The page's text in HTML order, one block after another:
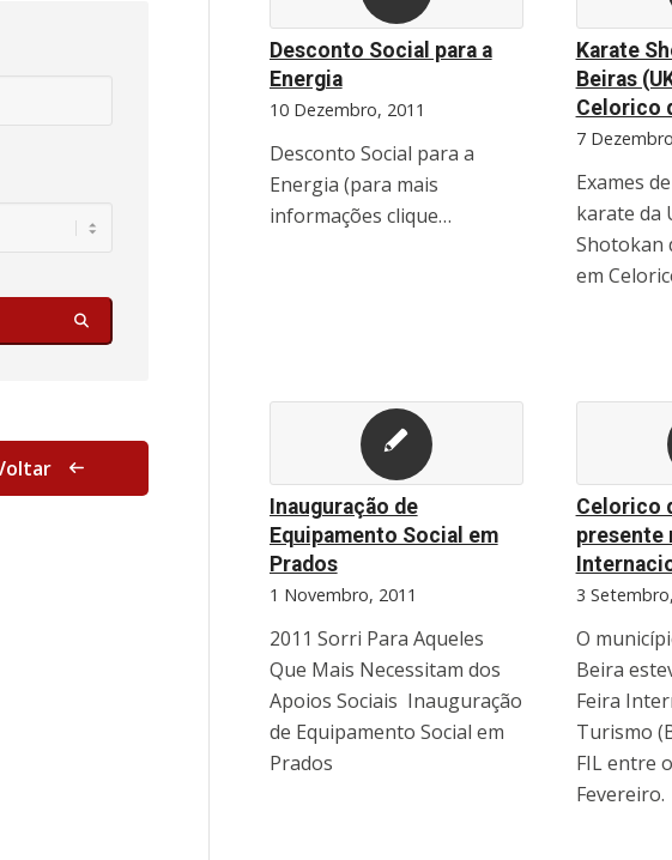
Desconto Social para a
Energia
10 Dezembro, 2011
Desconto Social para a
Energia (para mais
informações clique…
Karate
Beiras
Celorico
7
Exames
karate da
Shotokan
em
Inauguração de
Equipamento Social em
Prados
1 Novembro, 2011
2011 Sorri Para Aqueles
Que Mais Necessitam dos
Apoios Sociais  Inauguração
de Equipamento Social em
Prados
Celorico
presente
3
O
Beira
Feira
Turismo
FIL entre
Fevereiro.